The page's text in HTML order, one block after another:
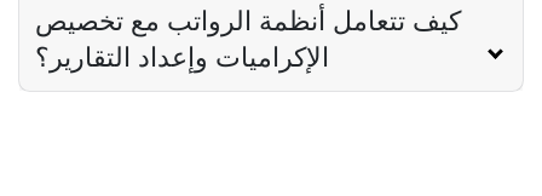
كيف تتعامل أنظمة الرواتب مع تخصيص
الإكراميات وإعداد التقارير؟